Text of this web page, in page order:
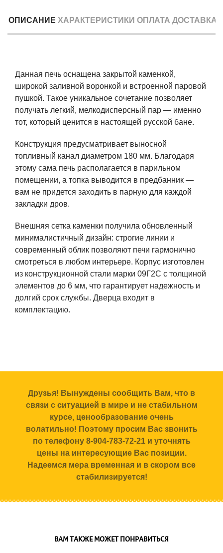
ОПИСАНИЕ ХАРАКТЕРИСТИКИ ОПЛАТА ДОСТАВКА
Данная печь оснащена закрытой каменкой,
широкой заливной воронкой и встроенной паровой
пушкой. Такое уникальное сочетание позволяет
получать легкий, мелкодисперсный пар — именно
тот, который ценится в настоящей русской бане.
Конструкция предусматривает выносной
топливный канал диаметром 180 мм. Благодаря
этому сама печь располагается в парильном
помещении, а топка выводится в предбанник —
вам не придется заходить в парную для каждой
закладки дров.
Внешняя сетка каменки получила обновленный
минималистичный дизайн: строгие линии и
современный облик позволяют печи гармонично
смотреться в любом интерьере. Корпус изготовлен
из конструкционной стали марки 09Г2С с толщиной
элементов до 6 мм, что гарантирует надежность и
долгий срок службы. Дверца входит в
комплектацию.
Друзья! Вынуждены сообщить Вам, что в
связи с ситуацией в мире и не стабильном
курсе, ценообразование очень
волатильно! Поэтому просим Вас звонить
по телефону 8-904-783-72-21 и уточнять
цены на интересующие Вас позиции.
Надеемся мера временная и в скором все
стабилизируется!
ВАМ ТАКЖЕ МОЖЕТ ПОНРАВИТЬСЯ